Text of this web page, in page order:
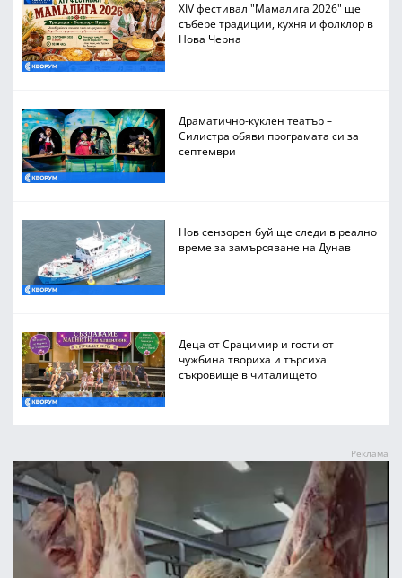
XIV фестивал "Мамалига 2026" ще
събере традиции, кухня и фолклор в
Нова Черна
Драматично-куклен театър –
Силистра обяви програмата си за
септември
Нов сензорен буй ще следи в реално
време за замърсяване на Дунав
Деца от Срацимир и гости от
чужбина твориха и търсиха
съкровище в читалището